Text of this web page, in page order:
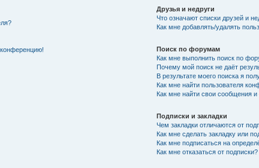
Друзья и недруги
Что означают списки друзей и
Как мне добавлять/удалять
Поиск по форумам
Как мне выполнить поиск по
Почему мой поиск не даёт
В результате моего поиска я
Как мне найти пользователя
Как мне найти свои сообщения
Подписки и закладки
Чем закладки отличаются от
Как мне сделать закладку или
Как мне подписаться на
Как мне отказаться от подписки?